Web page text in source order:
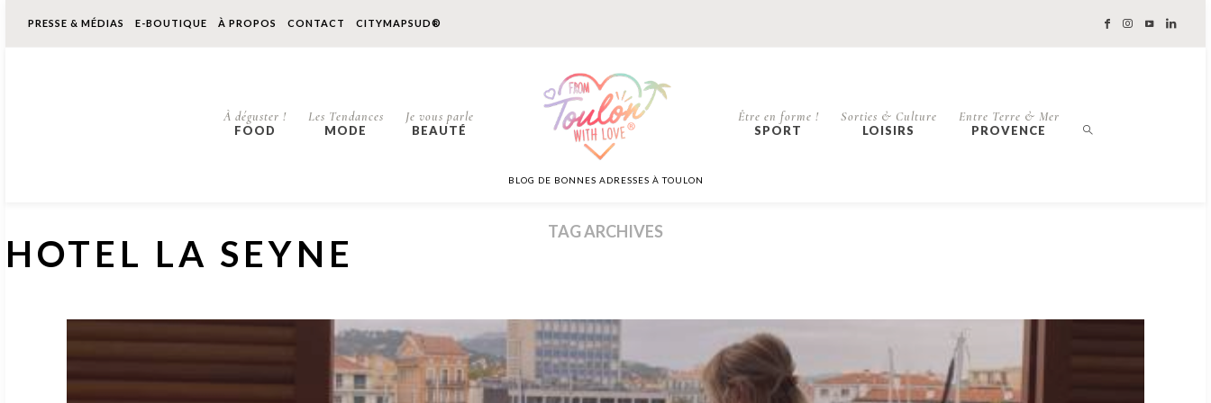
PRESSE & MÉDIAS E-BOUTIQUE À PROPOS CONTACT CITYMAPSUD®
À déguster !
FOOD
Les Tendances
MODE
Je vous parle
BEAUTÉ
BLOG DE BONNES ADRESSES À TOULON
Être en forme !
SPORT
Sorties & Culture
LOISIRS
Entre Terre & Mer
PROVENCE
TAG ARCHIVES
HOTEL LA SEYNE